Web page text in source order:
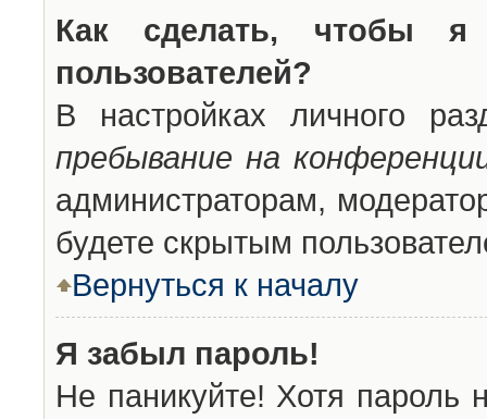
Как сделать, чтобы
пользователей?
В настройках личного
пребывание на
администраторам,
будете скрытым
Вернуться к началу
Я забыл пароль!
Не паникуйте! Хотя пароль